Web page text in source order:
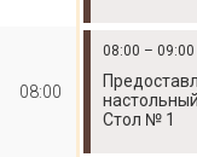
08:00
08:00 – 09:00
Стол № 1